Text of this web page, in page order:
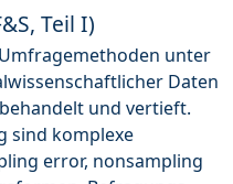
Teil I)
unter
Daten
behandelt und vertieft.
sind komplexe
error, nonsampling